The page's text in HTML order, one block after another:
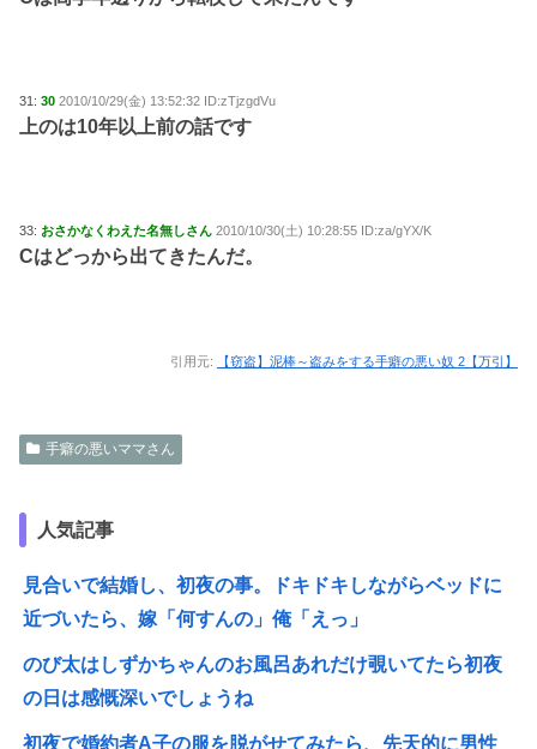
31: 30 2010/10/29(金) 13:52:32 ID:zTjzgdVu
上のは10年以上前の話です
33: おさかなくわえた名無しさん 2010/10/30(土) 10:28:55 ID:za/gYX/K
Cはどっから出てきたんだ。
引用元: 【窃盗】泥棒～盗みをする手癖の悪い奴 2【万引】
手癖の悪いママさん
人気記事
見合いで結婚し、初夜の事。ドキドキしながらベッドに
近づいたら、嫁「何すんの」俺「えっ」
のび太はしずかちゃんのお風呂あれだけ覗いてたら初夜
の日は感慨深いでしょうね
初夜で婚約者A子の服を脱がせてみたら、先天的に男性